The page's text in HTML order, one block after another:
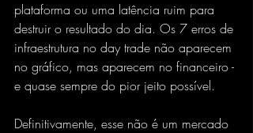
plataforma ou uma latência ruim para
destruir o resultado do dia. Os 7 erros de
infraestrutura no day trade não aparecem
no gráfico, mas aparecem no financeiro -
e quase sempre do pior jeito possível.
Definitivamente, esse não é um mercado